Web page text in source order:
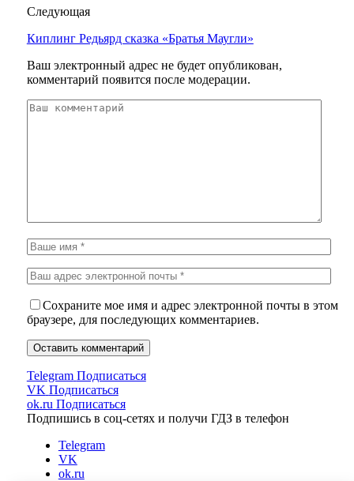
Следующая
Киплинг Редьярд сказка «Братья Маугли»
Ваш электронный адрес не будет опубликован,
комментарий появится после модерации.
Сохраните мое имя и адрес электронной почты в этом
браузере, для последующих комментариев.
Telegram Подписаться
VK Подписаться
ok.ru Подписаться
Подпишись в соц-сетях и получи ГДЗ в телефон
Telegram
VK
ok.ru